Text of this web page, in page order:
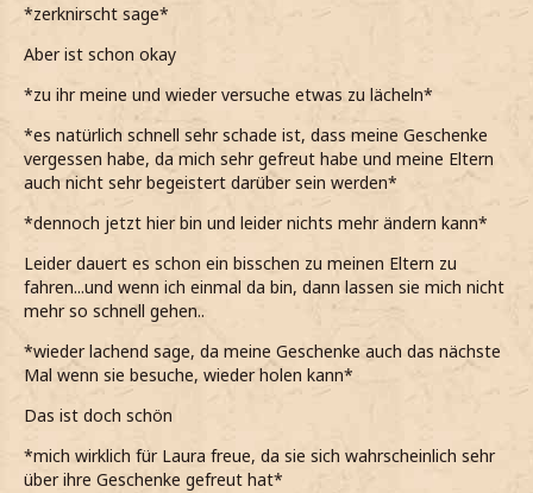
*zerknirscht sage*
Aber ist schon okay
*zu ihr meine und wieder versuche etwas zu lächeln*
*es natürlich schnell sehr schade ist, dass meine Geschenke
vergessen habe, da mich sehr gefreut habe und meine Eltern
auch nicht sehr begeistert darüber sein werden*
*dennoch jetzt hier bin und leider nichts mehr ändern kann*
Leider dauert es schon ein bisschen zu meinen Eltern zu
fahren...und wenn ich einmal da bin, dann lassen sie mich nicht
mehr so schnell gehen..
*wieder lachend sage, da meine Geschenke auch das nächste
Mal wenn sie besuche, wieder holen kann*
Das ist doch schön
*mich wirklich für Laura freue, da sie sich wahrscheinlich sehr
über ihre Geschenke gefreut hat*